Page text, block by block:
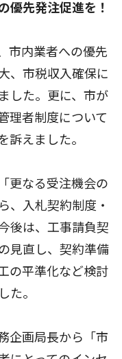
優先発注促進を！
市内業者への優先
、市税収入確保に
した。更に、市が
理者制度について
訴えました。
更なる受注機会の
、入札契約制度・
後は、工事請負契
見直し、契約準備
の平準化など検討
た。
企画局長から「市